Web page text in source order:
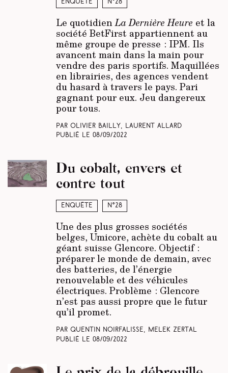
Enquête N°28
Le quotidienLa Dernière Heure et la
société BetFirst appartiennent au
même groupe de presse : IPM. Ils
avancent main dans la main pour
vendre des paris sportifs. Maquillées
en librairies, des agences vendent
du hasard à travers le pays. Pari
gagnant pour eux. Jeu dangereux
pour tous.
Par Olivier Bailly, Laurent Allard
Publié le 08/09/2022
Enquête N°28
Du cobalt, envers et
contre tout
Une des plus grosses sociétés
belges, Umicore, achète du cobalt au
géant suisse Glencore. Objectif :
préparer le monde de demain, avec
des batteries, de l’énergie
renouvelable et des véhicules
électriques. Problème : Glencore
n’est pas aussi propre que le futur
qu’il promet.
Par Quentin Noirfalisse, Melek Zertal
Publié le 08/09/2022